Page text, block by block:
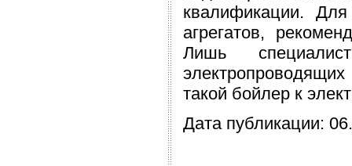
квалификации.
агрегатов,
Лишь
такой бойлер к
Дата публикации: